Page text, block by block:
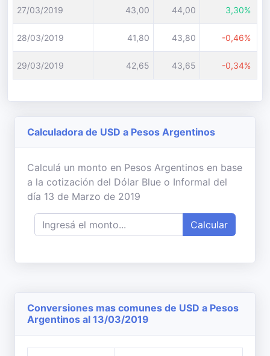
27/03/2019 43,00 44,00 3,30%
28/03/2019 41,80 43,80 -0,46%
29/03/2019 42,65 43,65 -0,34%
Calculadora de USD a Pesos Argentinos
Calculá un monto en Pesos Argentinos en base
a la cotización del Dólar Blue o Informal del
día 13 de Marzo de 2019
Calcular
Conversiones mas comunes de USD a Pesos
Argentinos al 13/03/2019